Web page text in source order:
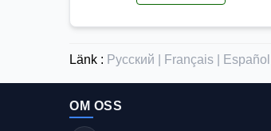
Länk : Русский | Français | Español |
OM OSS